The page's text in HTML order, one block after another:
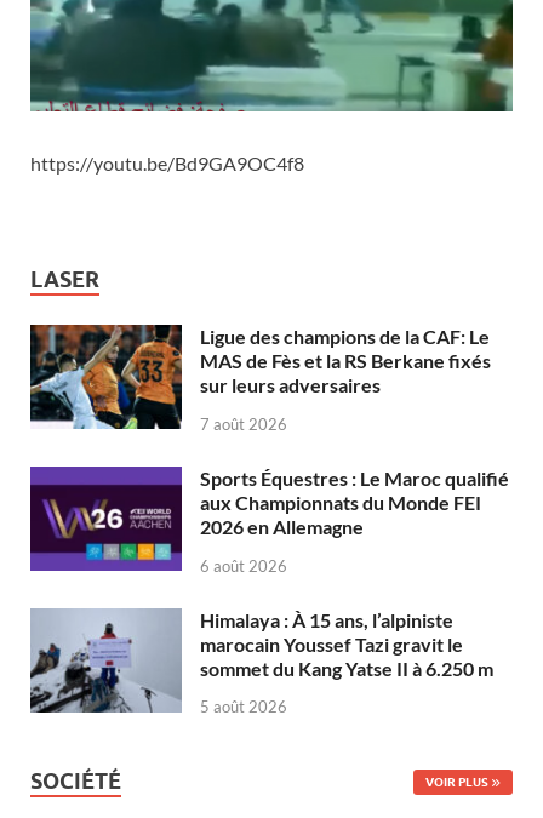
https://youtu.be/Bd9GA9OC4f8
LASER
Ligue des champions de la CAF: Le
MAS de Fès et la RS Berkane fixés
sur leurs adversaires
7 août 2026
Sports Équestres : Le Maroc qualifié
aux Championnats du Monde FEI
2026 en Allemagne
6 août 2026
Himalaya : À 15 ans, l’alpiniste
marocain Youssef Tazi gravit le
sommet du Kang Yatse II à 6.250 m
5 août 2026
SOCIÉTÉ VOIR PLUS